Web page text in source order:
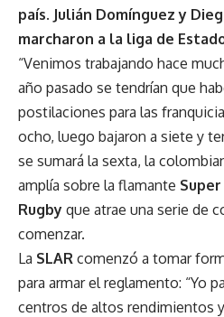
país. Julián Domínguez y
marcharon a la liga de
“Venimos trabajando hace
año pasado se tendrían que
postilaciones para las
ocho, luego bajaron a siete y
se sumará la sexta, la
amplía sobre la flamante
Rugby que atrae una serie de
comenzar.
La SLAR comenzó a tomar
para armar el reglamento: “Yo
centros de altos rendimientos